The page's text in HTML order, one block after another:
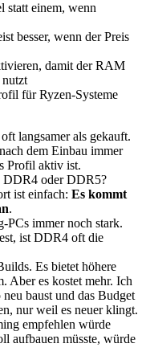
statt einem, wenn
besser, wenn der Preis
damit der RAM
für Ryzen-Systeme
langsamer als gekauft.
dem Einbau immer
Profil aktiv ist.
DDR4 oder DDR5?
ist einfach: Es kommt
.
PCs immer noch stark.
ist DDR4 oft die
Es bietet höhere
Aber es kostet mehr. Ich
baust und das Budget
nur weil es neuer klingt.
empfehlen würde
aufbauen müsste, würde